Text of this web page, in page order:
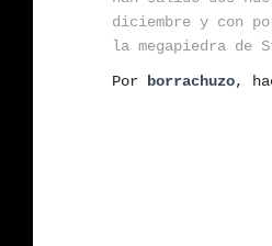
diciembre y con
la megapiedra de
Por
borrachuzo,